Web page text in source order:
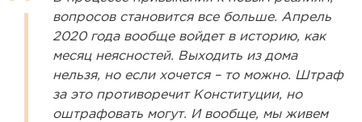
вопросов становится все больше. Апрель
2020 года вообще войдет в историю, как
месяц неясностей. Выходить из дома
нельзя, но если хочется – то можно. Штраф
за это противоречит Конституции, но
оштрафовать могут. И вообще, мы живем